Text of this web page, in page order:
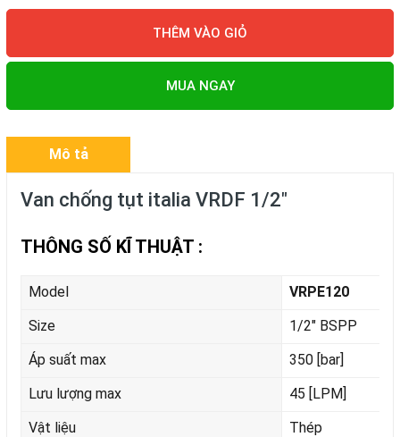
THÊM VÀO GIỎ
MUA NGAY
Mô tả
Van chống tụt italia VRDF 1/2"
THÔNG SỐ KĨ THUẬT :
Model
VRPE120
Size
1/2" BSPP
Áp suất max
350 [bar]
Lưu lượng max
45 [LPM]
Vật liệu
Thép